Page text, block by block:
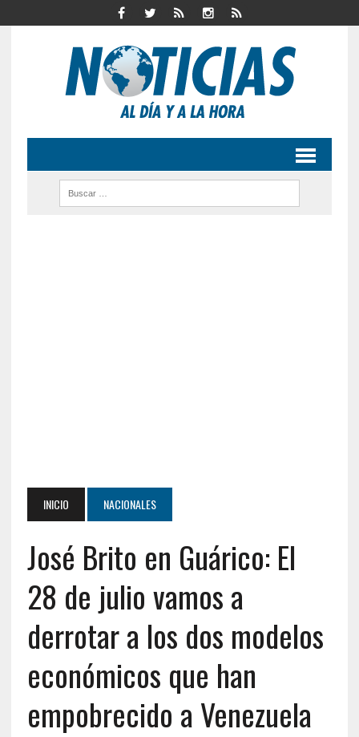
INICIO NACIONALES
José Brito en Guárico: El
28 de julio vamos a
derrotar a los dos modelos
económicos que han
empobrecido a Venezuela